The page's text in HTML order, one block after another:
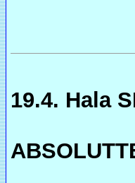
19.4. Hala